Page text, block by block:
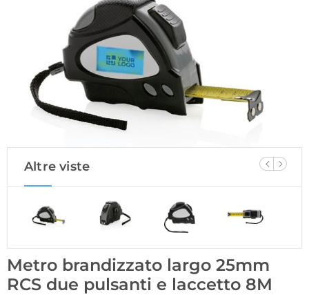
Altre viste
Metro brandizzato largo 25mm
RCS due pulsanti e laccetto 8M